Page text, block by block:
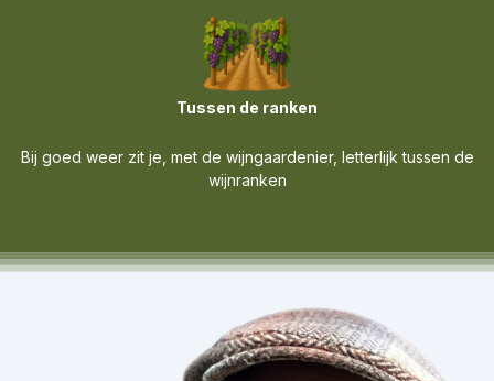
Tussen de ranken
Bij goed weer zit je, met de wijngaardenier, letterlijk tussen de
wijnranken